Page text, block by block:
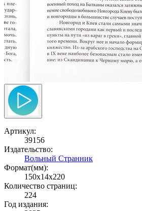
Артикул:
39156
Издательство:
Вольный Странник
Формат(мм):
150x14x220
Количество страниц:
224
Год издания: